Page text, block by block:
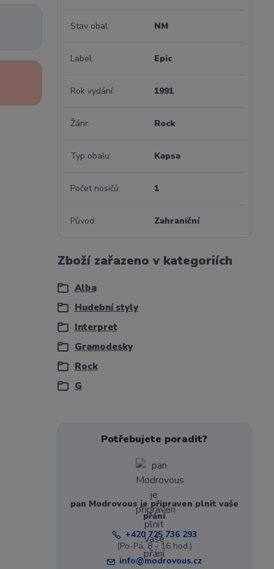
Stav obal NM
Label Epic
Rok vydání 1991
Žánr Rock
Typ obalu Kapsa
Počet nosičů 1
Původ Zahraniční
Zboží zařazeno v kategoriích
Alba
Hudební styly
Interpret
Gramodesky
Rock
G
Potřebujete poradit?
pan Modrovous je připraven plnit vaše
přání
+420 725 736 293
(Po-Pá, 8 - 16 hod.)
info@modrovous.cz